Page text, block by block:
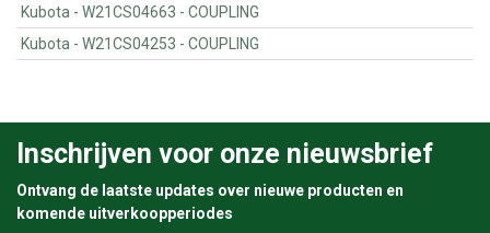
Kubota - W21CS04663 - COUPLING
Kubota - W21CS04253 - COUPLING
Inschrijven voor onze nieuwsbrief
Ontvang de laatste updates over nieuwe producten en
komende uitverkoopperiodes